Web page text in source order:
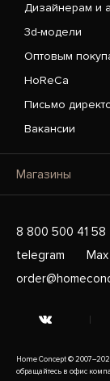
Дизайнерам и
3d-модели
Оптовым
HoReCa
Письмо
Вакансии
Магазины
8 800 500 41 58
telegram
Max
Home Concept ©
обращайтесь в офис